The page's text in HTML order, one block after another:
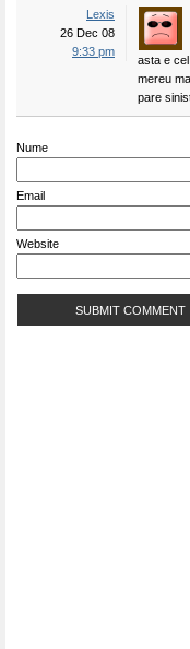
Lexis
26 Dec 08
9:33 pm
asta e
mereu
pare
Nume
Email
Website